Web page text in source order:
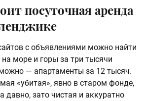
посуточная аренда
с объявлениями можно найти
море и горы за три тысячи
— апартаменты за 12 тысяч.
«убитая», явно в старом фонде,
давно, зато чистая и аккуратно